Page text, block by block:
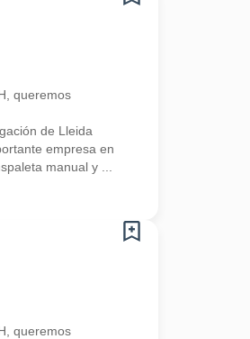
queremos
de Lleida
empresa en
manual y ...
queremos